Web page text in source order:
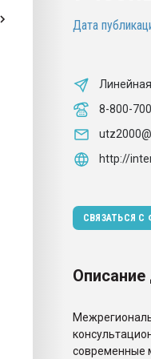
бутылокДата
8-800-
http://
СВЯЗАТЬСЯ С
Описание
современные